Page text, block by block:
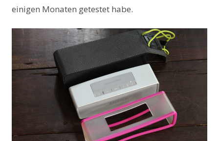
einigen Monaten getestet habe.